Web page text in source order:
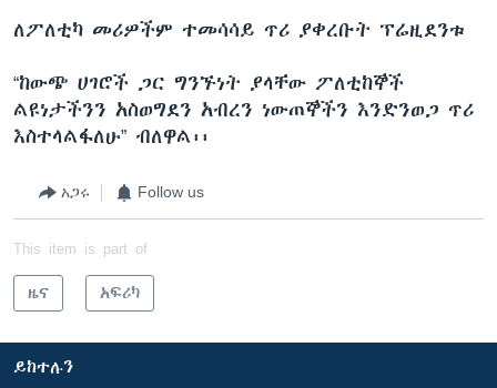
ለፖለቲካ መሪዎችም ተመሳሳይ ጥሪ ያቀረቡት ፕሬዚደንቱ
“ከውጭ ሀገሮች ጋር ግንኙነት ያላቸው ፖለቲከኞች
ልዩነታችንን አስወግደን አብረን ነውጠኞችን እንድንወጋ ጥሪ
እስተላልፋለሁ” ብለዋል፡፡
አጋሩ Follow us
This item is part of
ዜና አፍሪካ
ይከተሉን